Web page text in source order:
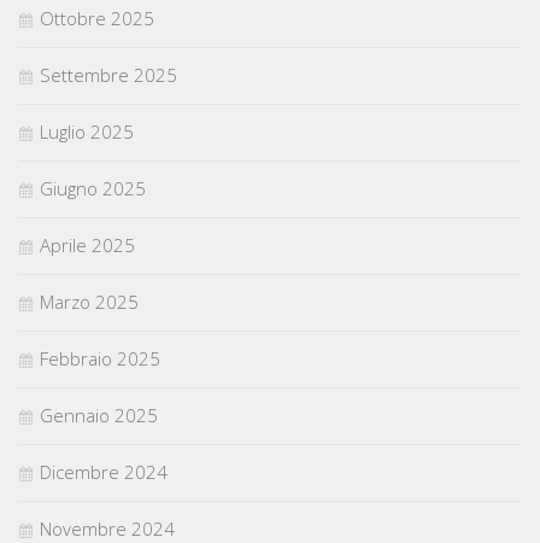
Ottobre 2025
Settembre 2025
Luglio 2025
Giugno 2025
Aprile 2025
Marzo 2025
Febbraio 2025
Gennaio 2025
Dicembre 2024
Novembre 2024